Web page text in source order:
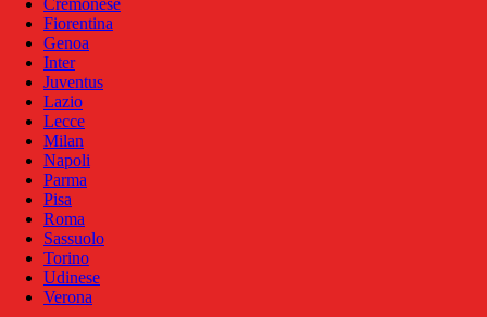
Cremonese
Fiorentina
Genoa
Inter
Juventus
Lazio
Lecce
Milan
Napoli
Parma
Pisa
Roma
Sassuolo
Torino
Udinese
Verona